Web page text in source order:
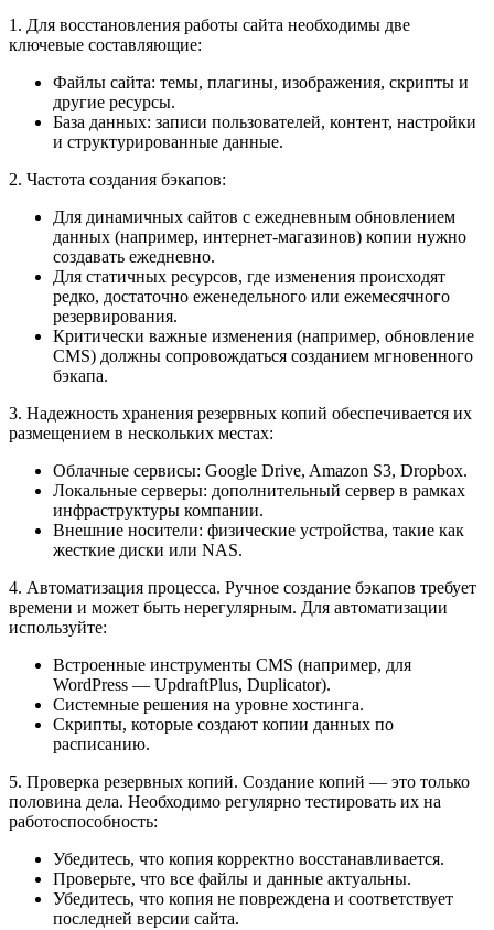
1. Для восстановления работы сайта необходимы две
ключевые составляющие:
Файлы сайта: темы, плагины, изображения, скрипты и
другие ресурсы.
База данных: записи пользователей, контент, настройки
и структурированные данные.
2. Частота создания бэкапов:
Для динамичных сайтов с ежедневным обновлением
данных (например, интернет-магазинов) копии нужно
создавать ежедневно.
Для статичных ресурсов, где изменения происходят
редко, достаточно еженедельного или ежемесячного
резервирования.
Критически важные изменения (например, обновление
CMS) должны сопровождаться созданием мгновенного
бэкапа.
3. Надежность хранения резервных копий обеспечивается их
размещением в нескольких местах:
Облачные сервисы: Google Drive, Amazon S3, Dropbox.
Локальные серверы: дополнительный сервер в рамках
инфраструктуры компании.
Внешние носители: физические устройства, такие как
жесткие диски или NAS.
4. Автоматизация процесса. Ручное создание бэкапов требует
времени и может быть нерегулярным. Для автоматизации
используйте:
Встроенные инструменты CMS (например, для
WordPress — UpdraftPlus, Duplicator).
Системные решения на уровне хостинга.
Скрипты, которые создают копии данных по
расписанию.
5. Проверка резервных копий. Создание копий — это только
половина дела. Необходимо регулярно тестировать их на
работоспособность:
Убедитесь, что копия корректно восстанавливается.
Проверьте, что все файлы и данные актуальны.
Убедитесь, что копия не повреждена и соответствует
последней версии сайта.